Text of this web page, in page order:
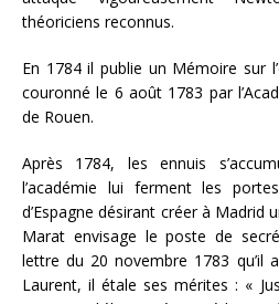
théoriciens reconnus.
En 1784 il publie un Mémoire sur
couronné le 6 août 1783 par
de Rouen.
Après 1784, les ennuis
l’académie lui ferment les
d’Espagne désirant créer à Madrid
Marat envisage le poste de
lettre du 20 novembre 1783 qu’il
Laurent, il étale ses mérites : «